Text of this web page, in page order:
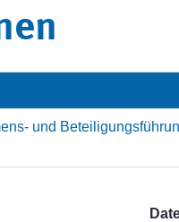
und